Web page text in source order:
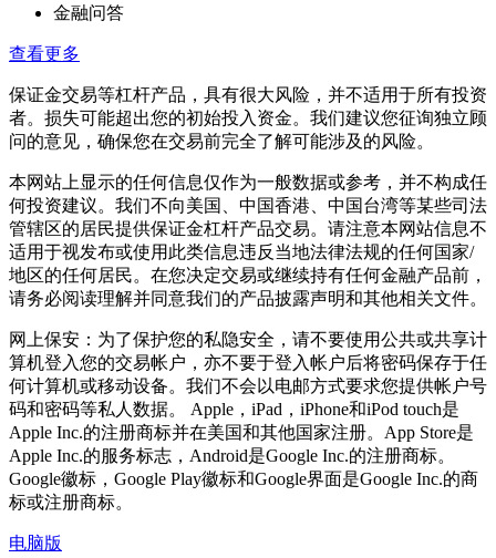
金融问答
查看更多
保证金交易等杠杆产品，具有很大风险，并不适用于所有投资
者。损失可能超出您的初始投入资金。我们建议您征询独立顾
问的意见，确保您在交易前完全了解可能涉及的风险。
本网站上显示的任何信息仅作为一般数据或参考，并不构成任
何投资建议。我们不向美国、中国香港、中国台湾等某些司法
管辖区的居民提供保证金杠杆产品交易。请注意本网站信息不
适用于视发布或使用此类信息违反当地法律法规的任何国家/
地区的任何居民。在您决定交易或继续持有任何金融产品前，
请务必阅读理解并同意我们的产品披露声明和其他相关文件。
网上保安：为了保护您的私隐安全，请不要使用公共或共享计
算机登入您的交易帐户，亦不要于登入帐户后将密码保存于任
何计算机或移动设备。我们不会以电邮方式要求您提供帐户号
码和密码等私人数据。 Apple，iPad，iPhone和iPod touch是
Apple Inc.的注册商标并在美国和其他国家注册。App Store是
Apple Inc.的服务标志，Android是Google Inc.的注册商标。
Google徽标，Google Play徽标和Google界面是Google Inc.的商
标或注册商标。
电脑版